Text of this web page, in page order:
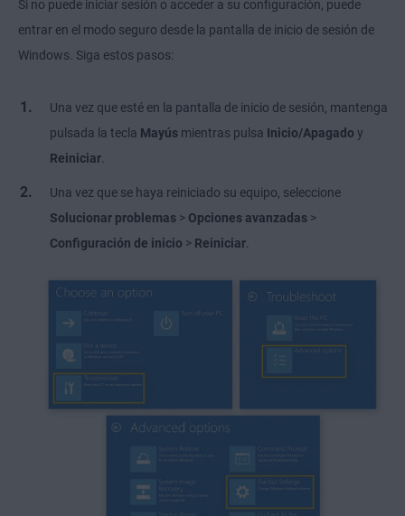
Si no puede iniciar sesión o acceder a su configuración, puede
entrar en el modo seguro desde la pantalla de inicio de sesión de
Windows. Siga estos pasos:
Una vez que esté en la pantalla de inicio de sesión, mantenga
pulsada la tecla Mayús mientras pulsa Inicio/Apagado y
Reiniciar
Una vez que se haya reiniciado su equipo, seleccione
Solucionar problemas > Opciones avanzadas >
Configuración de inicio > Reiniciar